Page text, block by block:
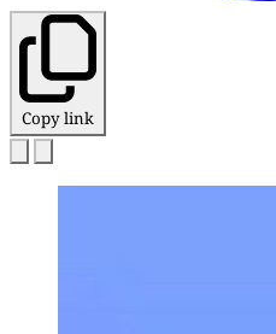
Copy link